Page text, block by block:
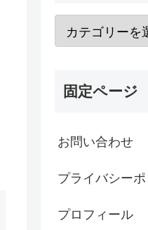
固定ページ
お問い合わせ
プライバシー
プロフィール